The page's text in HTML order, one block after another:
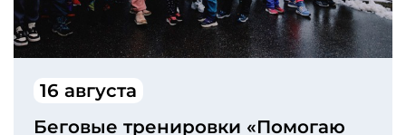
16 августа
Беговые тренировки «Помогаю